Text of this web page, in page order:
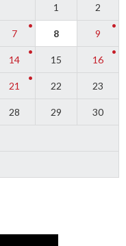
1 2
7 8 9
14 15 16
21 22 23
28 29 30